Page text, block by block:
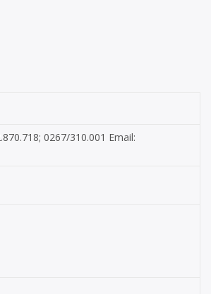
0267/310.001 Email: